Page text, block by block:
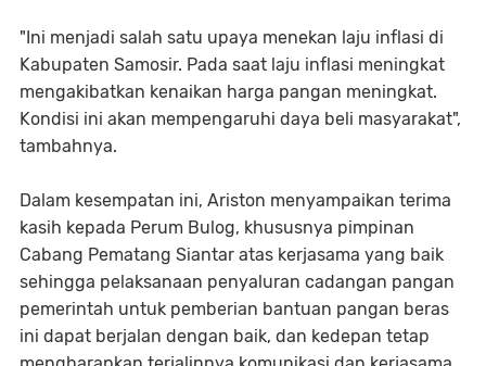
"Ini menjadi salah satu upaya menekan laju inflasi di
Kabupaten Samosir. Pada saat laju inflasi meningkat
mengakibatkan kenaikan harga pangan meningkat.
Kondisi ini akan mempengaruhi daya beli masyarakat",
tambahnya.
Dalam kesempatan ini, Ariston menyampaikan terima
kasih kepada Perum Bulog, khususnya pimpinan
Cabang Pematang Siantar atas kerjasama yang baik
sehingga pelaksanaan penyaluran cadangan pangan
pemerintah untuk pemberian bantuan pangan beras
ini dapat berjalan dengan baik, dan kedepan tetap